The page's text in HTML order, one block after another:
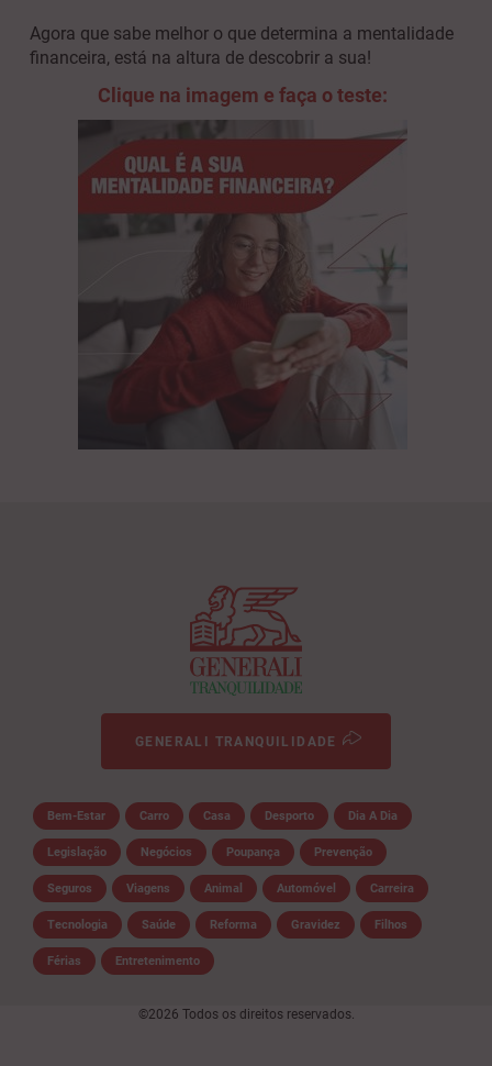
Agora que sabe melhor o que determina a mentalidade
financeira, está na altura de descobrir a sua!
Clique na imagem e faça o teste:
GENERALI TRANQUILIDADE
Bem-Estar Carro Casa Desporto Dia A Dia
Legislação Negócios Poupança Prevenção
Seguros Viagens Animal Automóvel Carreira
Tecnologia Saúde Reforma Gravidez Filhos
Férias Entretenimento
©2026 Todos os direitos reservados.